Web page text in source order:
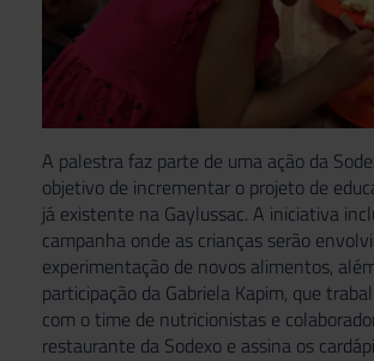
A palestra faz parte de uma ação da
objetivo de incrementar o projeto de
já existente na Gaylussac. A iniciativa
campanha onde as crianças serão
experimentação de novos alimentos,
participação da Gabriela Kapim, que
com o time de nutricionistas e
restaurante da Sodexo e assina os